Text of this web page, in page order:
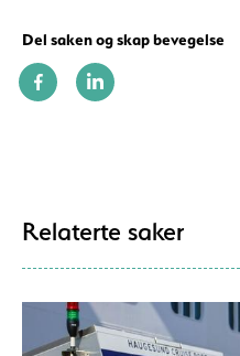
Del saken og skap bevegelse
Relaterte saker